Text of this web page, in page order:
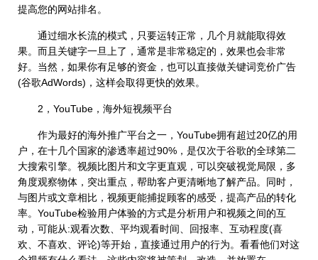
提高您的网站排名。
通过细水长流的模式，只要运转正常，几个月就能取得效
果。而且关键字一旦上了，通常是非常稳定的，效果也会非常
好。当然，如果你有足够的资金，也可以直接做关键词竞价广告
(谷歌AdWords)，这样会取得更快的效果。
2，YouTube，海外短视频平台
作为最好的海外推广平台之一，YouTube拥有超过20亿的用
户，在十几个国家的渗透率超过90%，是仅次于谷歌的全球第二
大搜索引擎。视频比图片和文字更直观，可以突破视觉局限，多
角度观察物体，突出重点，帮助客户更清晰地了解产品。同时，
与图片或文章相比，视频更能捕捉顾客的感受，提高产品的转化
率。YouTube检验用户体验的方式是分析用户和视频之间的互
动，可能从:观看次数、平均观看时间、回报率、互动程度(喜
欢、不喜欢、评论)等开始，直接通过用户的行为。看看他们对这